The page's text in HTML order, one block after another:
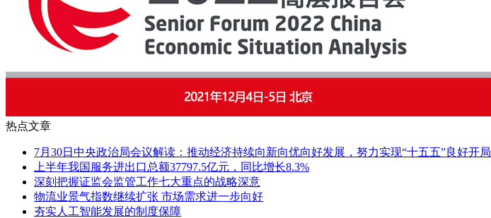
热点文章
7月30日中央政治局会议解读：推动经济持续向新向优向好发展，努力实现“十五五”良好开局
上半年我国服务进出口总额37797.5亿元，同比增长8.3%
深刻把握证监会监管工作七大重点的战略深意
物流业景气指数继续扩张 市场需求进一步向好
夯实人工智能发展的制度保障